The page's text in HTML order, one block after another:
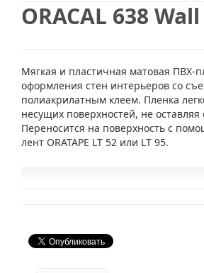
ORACAL 638
Мягкая и пластичная матовая ПВХ-
оформления стен интерьеров со
полиакрилатным клеем. Пленка
несущих поверхностей, не оставляя
Переносится на поверхность с
лент ORATAPE LT 52 или LT 95.